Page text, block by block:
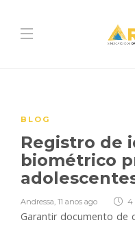
BLOG
Registro de
biométrico
Andressa, 11 anos ago 4
Garantir documento de